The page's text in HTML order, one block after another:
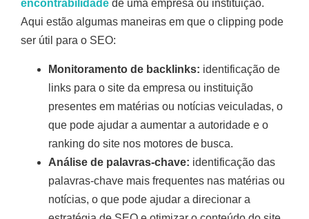
encontrabilidade de uma empresa ou instituição.
Aqui estão algumas maneiras em que o clipping pode
ser útil para o SEO:
Monitoramento de backlinks: identificação de
links para o site da empresa ou instituição
presentes em matérias ou notícias veiculadas, o
que pode ajudar a aumentar a autoridade e o
ranking do site nos motores de busca.
Análise de palavras-chave: identificação das
palavras-chave mais frequentes nas matérias ou
notícias, o que pode ajudar a direcionar a